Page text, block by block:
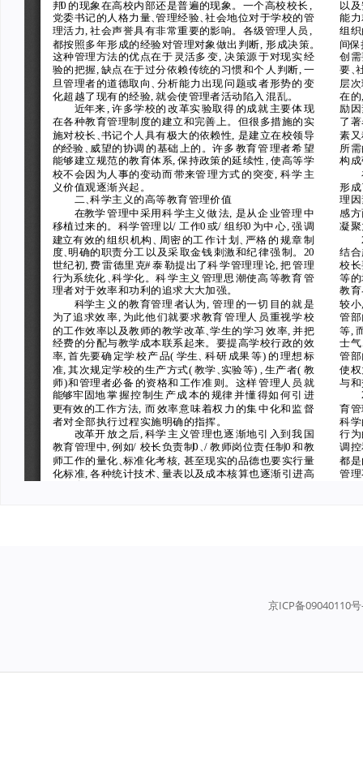
京ICP备09040110